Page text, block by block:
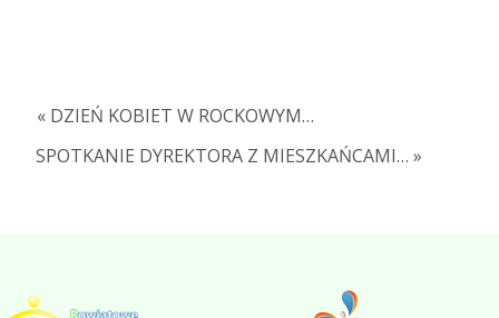
« DZIEŃ KOBIET W ROCKOWYM…
SPOTKANIE DYREKTORA Z MIESZKAŃCAMI… »